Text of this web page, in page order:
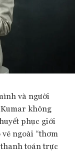
và người
không
phục giới
ngoài “thơm
toán trực